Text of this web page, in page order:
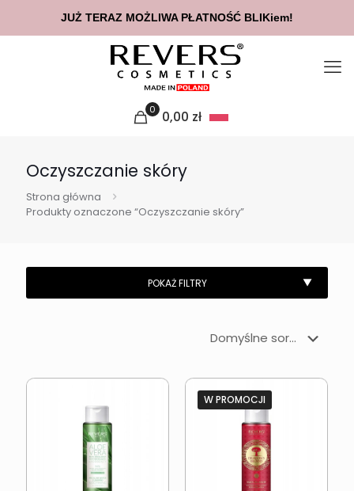
0 0,00 zł
Oczyszczanie skóry
Strona główna
Produkty oznaczone “Oczyszczanie skóry”
W PROMOCJI
JUŻ TERAZ MOŻLIWA PŁATNOŚĆ BLIKiem!